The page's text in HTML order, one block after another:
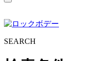
SEARCH